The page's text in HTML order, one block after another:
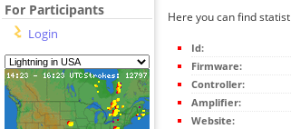
For Participants
Login
Here you can find
Id:
Firmware:
Controller:
Amplifier:
Website: